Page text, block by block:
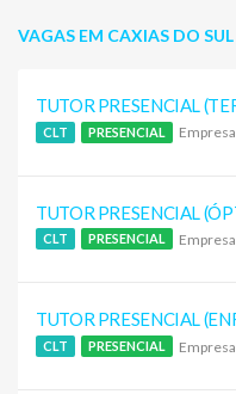
VAGAS EM CAXIAS DO SUL
TUTOR PRESENCIAL
CLT PRESENCIAL
TUTOR PRESENCIAL
CLT PRESENCIAL
TUTOR PRESENCIAL
CLT PRESENCIAL